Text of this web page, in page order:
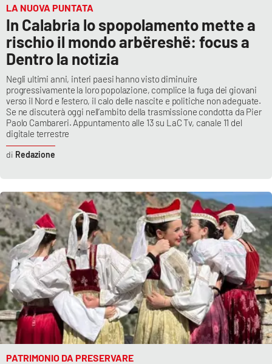
LA NUOVA PUNTATA
In Calabria lo spopolamento mette a
rischio il mondo arbëreshë: focus a
Dentro la notizia
Negli ultimi anni, interi paesi hanno visto diminuire
progressivamente la loro popolazione, complice la fuga dei giovani
verso il Nord e l’estero, il calo delle nascite e politiche non adeguate.
Se ne discuterà oggi nell’ambito della trasmissione condotta da Pier
Paolo Cambareri. Appuntamento alle 13 su LaC Tv, canale 11 del
digitale terrestre
Redazione
PATRIMONIO DA PRESERVARE